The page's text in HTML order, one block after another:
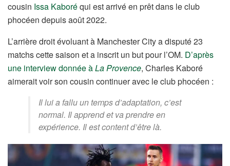
cousin Issa Kaboréqui est arrivé en prêt dans le club
phocéen depuis août 2022.
L’arrière droit évoluant à Manchester City a disputé 23
matchs cette saison et a inscrit un but pour l’OM. D’après
une interview donnée àLa Provence, Charles Kaboré
aimerait voir son cousin continuer avec le club phocéen :
Il lui a fallu un temps d’adaptation, c’est
normal. Il apprend et va prendre en
expérience. Il est content d’être là.